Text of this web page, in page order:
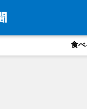
食べ